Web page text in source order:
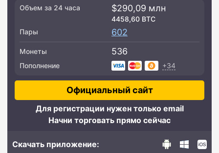
Объем за 24 часа $290,09 млн
4458,60 BTC
Пары
602
Монеты 536
Пополнение +34
Официальный сайт
Для регистрации нужен только email
Начни торговать прямо сейчас
Скачать приложение: